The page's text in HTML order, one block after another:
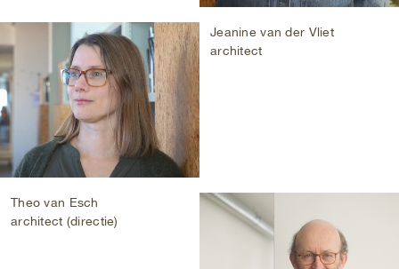
Jeanine van der Vliet
architect
Theo van Esch
architect (directie)